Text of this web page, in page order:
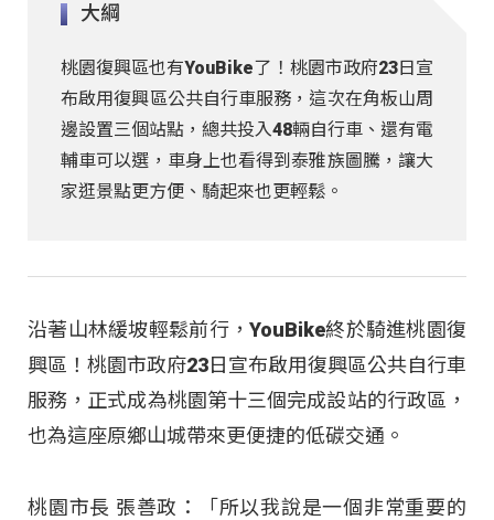
大綱
桃園復興區也有YouBike了！桃園市政府23日宣
布啟用復興區公共自行車服務，這次在角板山周
邊設置三個站點，總共投入48輛自行車、還有電
輔車可以選，車身上也看得到泰雅族圖騰，讓大
家逛景點更方便、騎起來也更輕鬆。
沿著山林緩坡輕鬆前行，YouBike終於騎進桃園復
興區！桃園市政府23日宣布啟用復興區公共自行車
服務，正式成為桃園第十三個完成設站的行政區，
也為這座原鄉山城帶來更便捷的低碳交通。
桃園市長 張善政：「所以我說是一個非常重要的